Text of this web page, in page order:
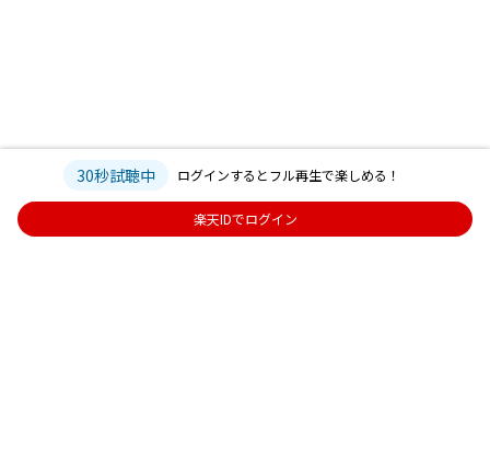
30秒試聴中 ログインするとフル再生で楽しめる！
楽天IDでログイン